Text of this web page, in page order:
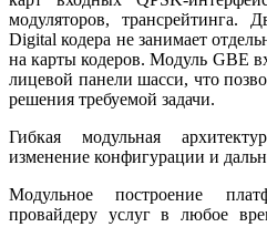
модуляторов, трансрейтинга.
Digital кодера не занимает
на карты кодеров. Модуль GBE
лицевой панели шасси, что
решения требуемой задачи.
Гибкая модульная
изменение конфигурации и
Модульное построение
провайдеру услуг в любое